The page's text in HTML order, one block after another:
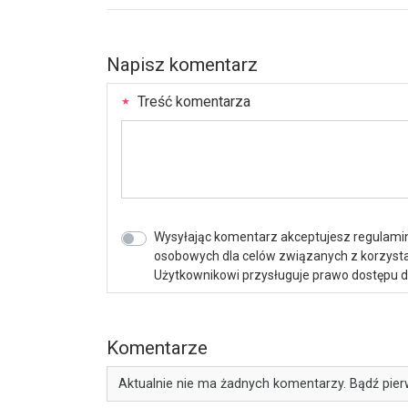
Napisz komentarz
Treść komentarza
Wysyłając komentarz akceptujesz
osobowych dla celów związanych z
Użytkownikowi przysługuje prawo dostępu
Komentarze
Aktualnie nie ma żadnych komentarzy. Bądź